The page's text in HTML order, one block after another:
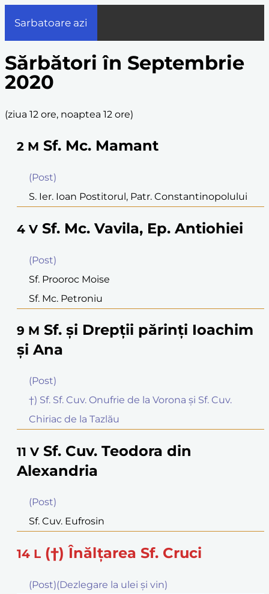
Sarbatoare azi
Sărbători în Septembrie
2020
(ziua 12 ore, noaptea 12 ore)
2 M Sf. Mc. Mamant
(Post)
S. Ier. Ioan Postitorul, Patr. Constantinopolului
4 V Sf. Mc. Vavila, Ep. Antiohiei
(Post)
Sf. Prooroc Moise
Sf. Mc. Petroniu
9 M Sf. şi Drepţii părinţi Ioachim
şi Ana
(Post)
†) Sf. Sf. Cuv. Onufrie de la Vorona şi Sf. Cuv.
Chiriac de la Tazlău
11 V Sf. Cuv. Teodora din
Alexandria
(Post)
Sf. Cuv. Eufrosin
14 L (†) Înălţarea Sf. Cruci
(Post)(Dezlegare la ulei şi vin)